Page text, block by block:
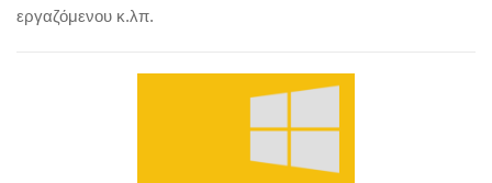
εργαζόμενου κ.λπ.